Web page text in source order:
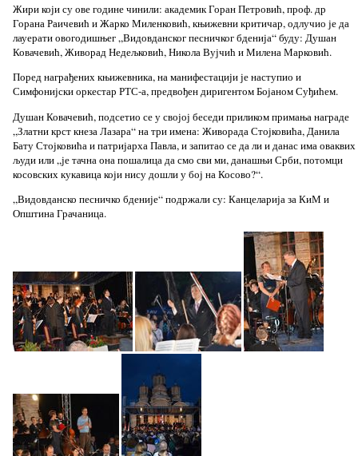
Жири који су ове године чинили: академик Горан Петровић, проф. др
Горана Раичевић и Жарко Миленковић, књижевни критичар, одлучио је да
лауерати овогодишњег „Видовданског песничког бденија“ буду: Душан
Ковачевић, Живорад Недељковић, Никола Вујчић и Милена Марковић.
Поред награђених књижевника, на манифестацији је наступио и
Симфонијски оркестар РТС-а, предвођен диригентом Бојаном Суђићем.
Душан Ковачевић, подсетио се у својој беседи приликом примања награде
„Златни крст кнеза Лазара“ на три имена: Живорада Стојковића, Данила
Бату Стојковића и патријарха Павла, и запитао се да ли и данас има оваквих
људи или „је тачна она пошалица да смо сви ми, данашњи Срби, потомци
косовских кукавица који нису дошли у бој на Косово?“.
„Видовданско песничко бденије“ подржали су: Канцеларија за КиМ и
Општина Грачаница.